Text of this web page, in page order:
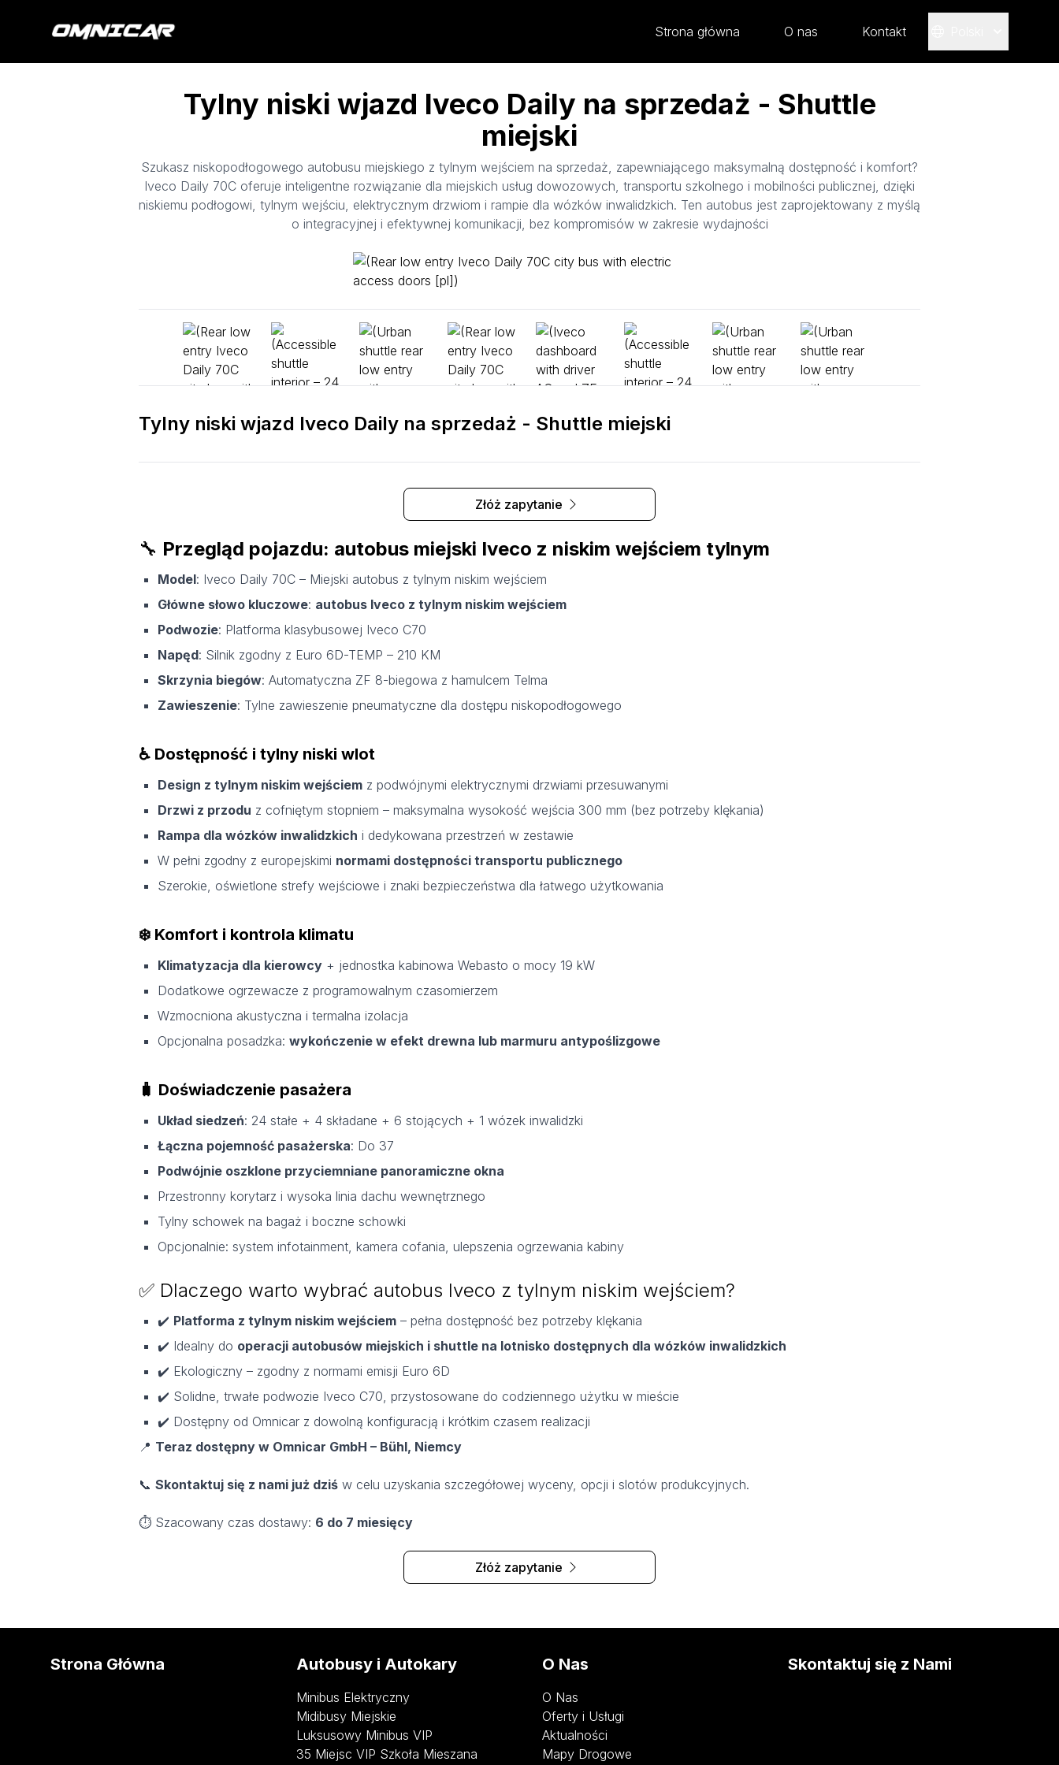
Strona główna O nas Kontakt
Tylny niski wjazd Iveco Daily na sprzedaż - Shuttle
miejski
Szukasz niskopodłogowego autobusu miejskiego z tylnym wejściem na sprzedaż, zapewniającego maksymalną dostępność i komfort?
Iveco Daily 70C oferuje inteligentne rozwiązanie dla miejskich usług dowozowych, transportu szkolnego i mobilności publicznej, dzięki
niskiemu podłogowi, tylnym wejściu, elektrycznym drzwiom i rampie dla wózków inwalidzkich. Ten autobus jest zaprojektowany z myślą
o integracyjnej i efektywnej komunikacji, bez kompromisów w zakresie wydajności
Tylny niski wjazd Iveco Daily na sprzedaż - Shuttle miejski
Złóż zapytanie
🔧 Przegląd pojazdu: autobus miejski Iveco z niskim wejściem tylnym
Model: Iveco Daily 70C – Miejski autobus z tylnym niskim wejściem
Główne słowo kluczowe: autobus Iveco z tylnym niskim wejściem
Podwozie: Platforma klasybusowej Iveco C70
Napęd: Silnik zgodny z Euro 6D-TEMP – 210 KM
Skrzynia biegów: Automatyczna ZF 8-biegowa z hamulcem Telma
Zawieszenie: Tylne zawieszenie pneumatyczne dla dostępu niskopodłogowego
♿ Dostępność i tylny niski wlot
Design z tylnym niskim wejściem z podwójnymi elektrycznymi drzwiami przesuwanymi
Drzwi z przodu z cofniętym stopniem – maksymalna wysokość wejścia 300 mm (bez potrzeby klękania)
Rampa dla wózków inwalidzkich i dedykowana przestrzeń w zestawie
W pełni zgodny z europejskimi normami dostępności transportu publicznego
Szerokie, oświetlone strefy wejściowe i znaki bezpieczeństwa dla łatwego użytkowania
❄️ Komfort i kontrola klimatu
Klimatyzacja dla kierowcy + jednostka kabinowa Webasto o mocy 19 kW
Dodatkowe ogrzewacze z programowalnym czasomierzem
Wzmocniona akustyczna i termalna izolacja
Opcjonalna posadzka: wykończenie w efekt drewna lub marmuru antypoślizgowe
🧳 Doświadczenie pasażera
Układ siedzeń: 24 stałe + 4 składane + 6 stojących + 1 wózek inwalidzki
Łączna pojemność pasażerska: Do 37
Podwójnie oszklone przyciemniane panoramiczne okna
Przestronny korytarz i wysoka linia dachu wewnętrznego
Tylny schowek na bagaż i boczne schowki
Opcjonalnie: system infotainment, kamera cofania, ulepszenia ogrzewania kabiny
✅ Dlaczego warto wybrać autobus Iveco z tylnym niskim wejściem?
✔️ Platforma z tylnym niskim wejściem – pełna dostępność bez potrzeby klękania
✔️ Idealny do operacji autobusów miejskich i shuttle na lotnisko dostępnych dla wózków inwalidzkich
✔️ Ekologiczny – zgodny z normami emisji Euro 6D
✔️ Solidne, trwałe podwozie Iveco C70, przystosowane do codziennego użytku w mieście
✔️ Dostępny od Omnicar z dowolną konfiguracją i krótkim czasem realizacji
📍 Teraz dostępny w Omnicar GmbH – Bühl, Niemcy
📞 Skontaktuj się z nami już dziś w celu uzyskania szczegółowej wyceny, opcji i slotów produkcyjnych.
⏱️ Szacowany czas dostawy: 6 do 7 miesięcy
Złóż zapytanie
Strona Główna Autobusy i Autokary
Minibus Elektryczny
Midibusy Miejskie
Luksusowy Minibus VIP
35 Miejsc VIP Szkoła Mieszana
O Nas
O Nas
Oferty i Usługi
Aktualności
Mapy Drogowe
Skontaktuj się z Nami